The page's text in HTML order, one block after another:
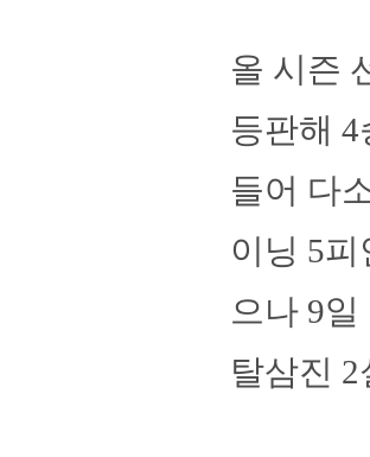
올 시즌
등판해
들어 다
이닝 5
으나 9
탈삼진